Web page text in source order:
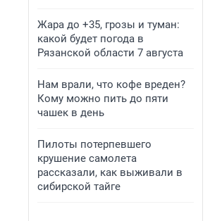
Жара до +35, грозы и туман:
какой будет погода в
Рязанской области 7 августа
Нам врали, что кофе вреден?
Кому можно пить до пяти
чашек в день
Пилоты потерпевшего
крушение самолета
рассказали, как выживали в
сибирской тайге